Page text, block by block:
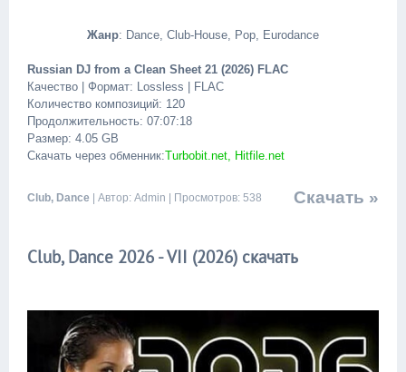
Жанр: Dance, Club-House, Pop, Eurodance
Russian DJ from a Clean Sheet 21 (2026) FLAC
Качество | Формат: Lossless | FLAC
Количество композиций: 120
Продолжительность: 07:07:18
Размер: 4.05 GB
Скачать через обменник:Turbobit.net, Hitfile.net
Скачать »
Club, Dance | Автор: Admin | Просмотров: 538
Club, Dance 2026 - VII (2026) скачать